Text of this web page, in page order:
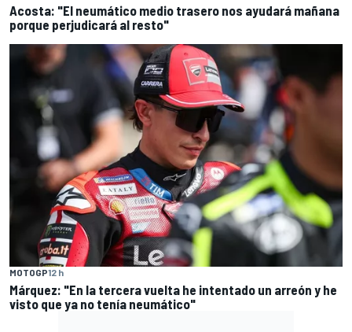
Acosta: "El neumático medio trasero nos ayudará mañana
porque perjudicará al resto"
MOTOGP12 h
Márquez: "En la tercera vuelta he intentado un arreón y he
visto que ya no tenía neumático"